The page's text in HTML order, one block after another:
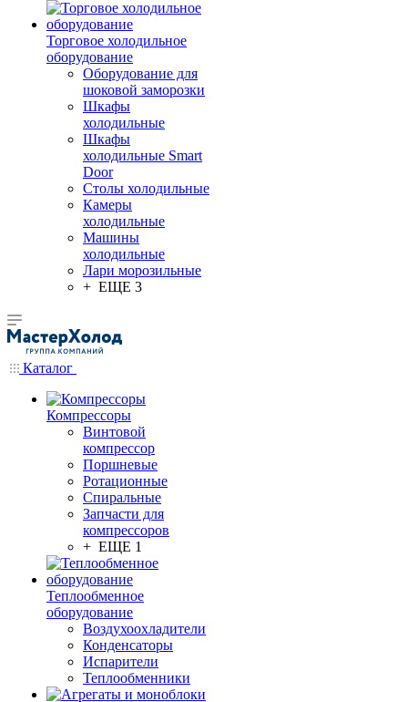
Торговое холодильное
оборудование
Оборудование для
шоковой заморозки
Шкафы
холодильные
Шкафы
холодильные Smart
Door
Столы холодильные
Камеры
холодильные
Машины
холодильные
Лари морозильные
+ ЕЩЕ 3
Каталог
Компрессоры
Винтовой
компрессор
Поршневые
Ротационные
Спиральные
Запчасти для
компрессоров
+ ЕЩЕ 1
Теплообменное
оборудование
Воздухоохладители
Конденсаторы
Испарители
Теплообменники